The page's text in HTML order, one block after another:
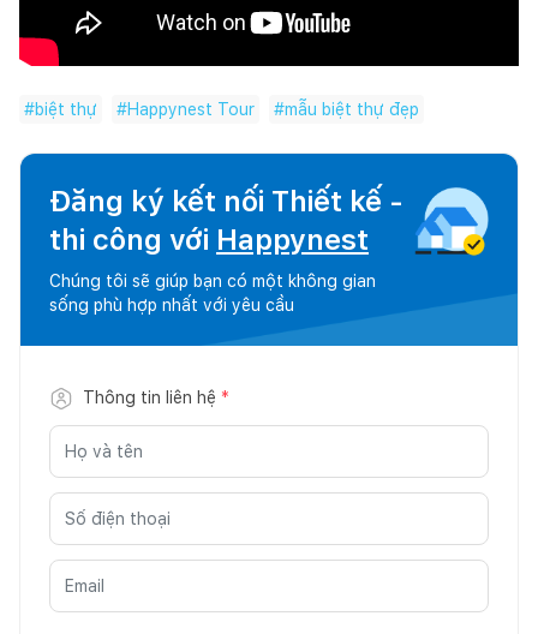
#biệt thự #Happynest Tour #mẫu biệt thự đẹp
Đăng ký kết nối Thiết kế -
thi công với Happynest
Chúng tôi sẽ giúp bạn có một không gian
sống phù hợp nhất với yêu cầu
Thông tin liên hệ *